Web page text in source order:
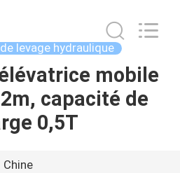
levage hydraulique
mobile
capacité de
0,5T
Chine